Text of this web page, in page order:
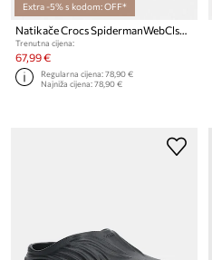
Extra -5% s kodom: OFF*
Natikače Crocs SpidermanWebClsClg
Trenutna cijena:
67,99 €
Regularna cijena:78,90 €
Najniža cijena:78,90 €